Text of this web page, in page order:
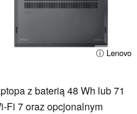
ⓘ Lenovo
z baterią 48 Wh lub 71
Fi 7 oraz opcjonalnym